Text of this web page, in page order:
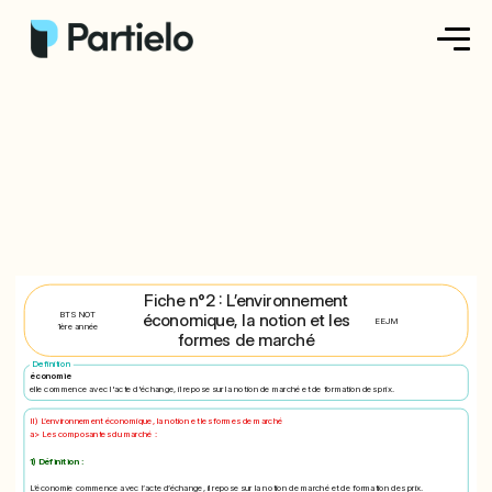
Se connecter
S'inscrire
BTS NOT
1ère année
Fiche n°2 : L’environnement
économique, la notion et les
formes de marché
EEJM
Definition
économie
elle commence avec l'acte d'échange, il repose sur la notion de marché et de formation des prix.
II) L’environnement économique, la notion et les formes de marché
a> Les composantes du marché :
1) Définition :
L’économie commence avec l’acte d’échange, il repose sur la notion de marché et de formation des prix.